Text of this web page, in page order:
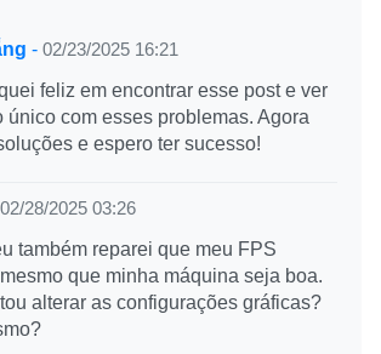
- 02/23/2025 16:21
feliz em encontrar esse post e ver
único com esses problemas. Agora
e espero ter sucesso!
02/28/2025 03:26
também reparei que meu FPS
que minha máquina seja boa.
alterar as configurações gráficas?